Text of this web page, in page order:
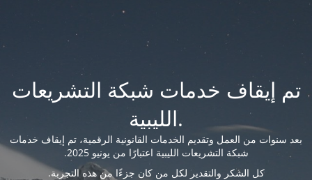
تم إيقاف خدمات شبكة التشريعات
الليبية.
بعد سنوات من العمل وتقديم الخدمات القانونية الرقمية، تم إيقاف خدمات
شبكة التشريعات الليبية اعتبارًا من يونيو 2025.
كل الشكر والتقدير لكل من كان جزءًا من هذه التجربة.